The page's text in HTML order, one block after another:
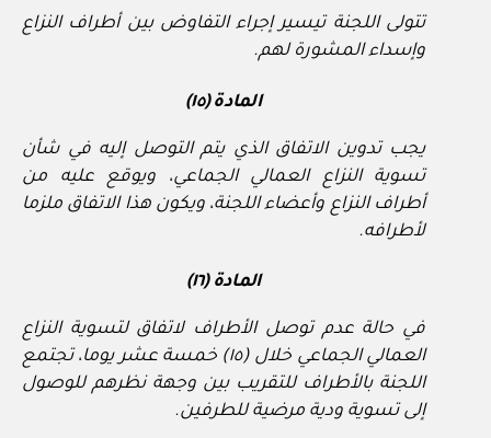
تتولى اللجنة تيسير إجراء التفاوض بين أطراف النزاع
وإسداء المشورة لهم.
المادة (١٥)
يجب تدوين الاتفاق الذي يتم التوصل إليه في شأن
تسوية النزاع العمالي الجماعي، ويوقع عليه من
أطراف النزاع وأعضاء اللجنة، ويكون هذا الاتفاق ملزما
لأطرافه.
المادة (١٦)
في حالة عدم توصل الأطراف لاتفاق لتسوية النزاع
العمالي الجماعي خلال (١٥) خمسة عشر يوما، تجتمع
اللجنة بالأطراف للتقريب بين وجهة نظرهم للوصول
إلى تسوية ودية مرضية للطرفين.